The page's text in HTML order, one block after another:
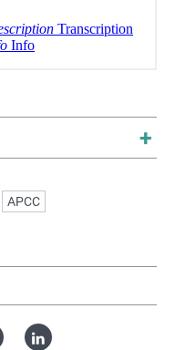
APCC
FacebookLinked